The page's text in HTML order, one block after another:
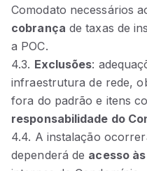
Comodato necessários
cobrança de taxas de
a POC.
4.3. Exclusões:
infraestrutura de rede,
fora do padrão e itens
responsabilidade do
4.4. A instalação
dependerá de acesso